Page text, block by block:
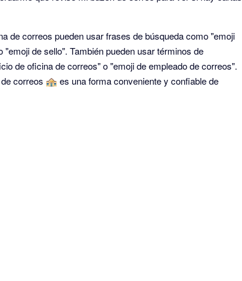
de correos pueden usar frases de búsqueda como "emoji
de sello". También pueden usar términos de
de oficina de correos" o "emoji de empleado de correos".
correos 🏤 es una forma conveniente y confiable de